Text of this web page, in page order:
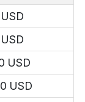
USD
USD